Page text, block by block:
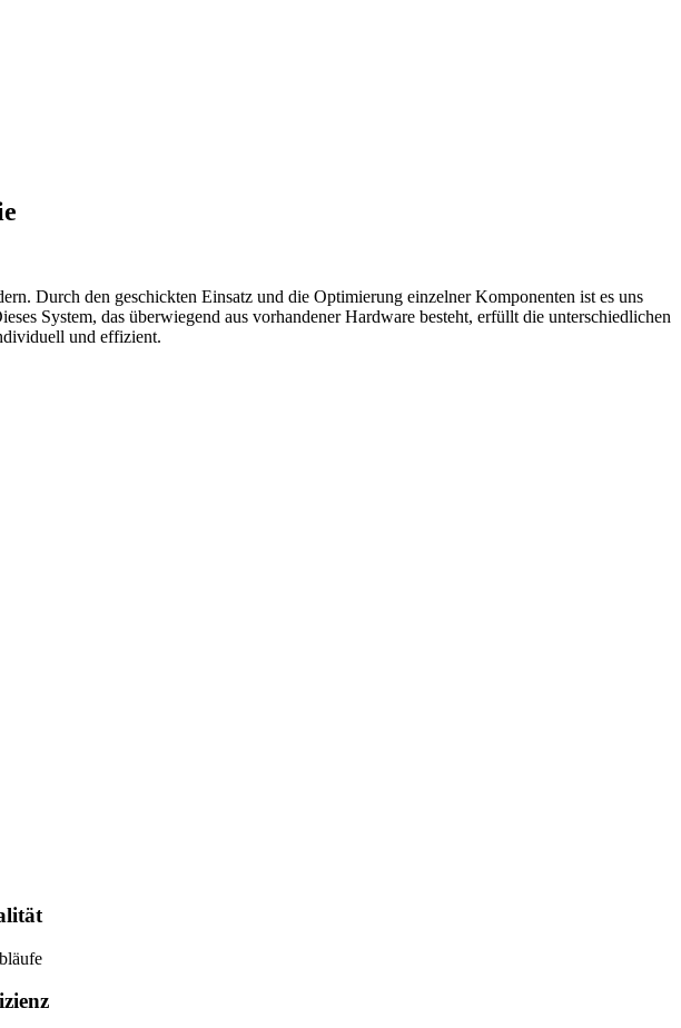
Durch den geschickten Einsatz und die Optimierung einzelner Komponenten ist es uns
System, das überwiegend aus vorhandener Hardware besteht, erfüllt die unterschiedlichen
und effizient.